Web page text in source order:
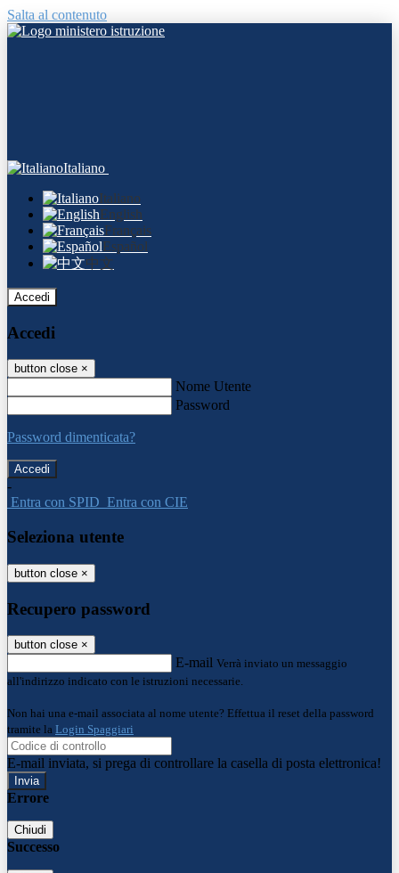
Salta al contenuto
Italiano
Italiano
English
Français
Español
中文
Accedi
Accedi
button close ×
Nome Utente
Password
Password dimenticata?
-
Entra con SPID Entra con CIE
Seleziona utente
button close ×
Recupero password
button close ×
E-mail Verrà inviato un messaggio
all'indirizzo indicato con le istruzioni necessarie.
Non hai una e-mail associata al nome utente? Effettua il reset della password
tramite la Login Spaggiari
E-mail inviata, si prega di controllare la casella di posta elettronica!
Errore
Chiudi
Successo